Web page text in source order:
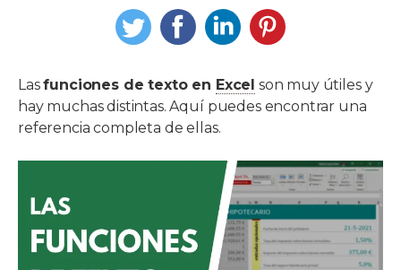
Lasfunciones de texto en Excel son muy útiles y
hay muchas distintas. Aquí puedes encontrar una
referencia completa de ellas.